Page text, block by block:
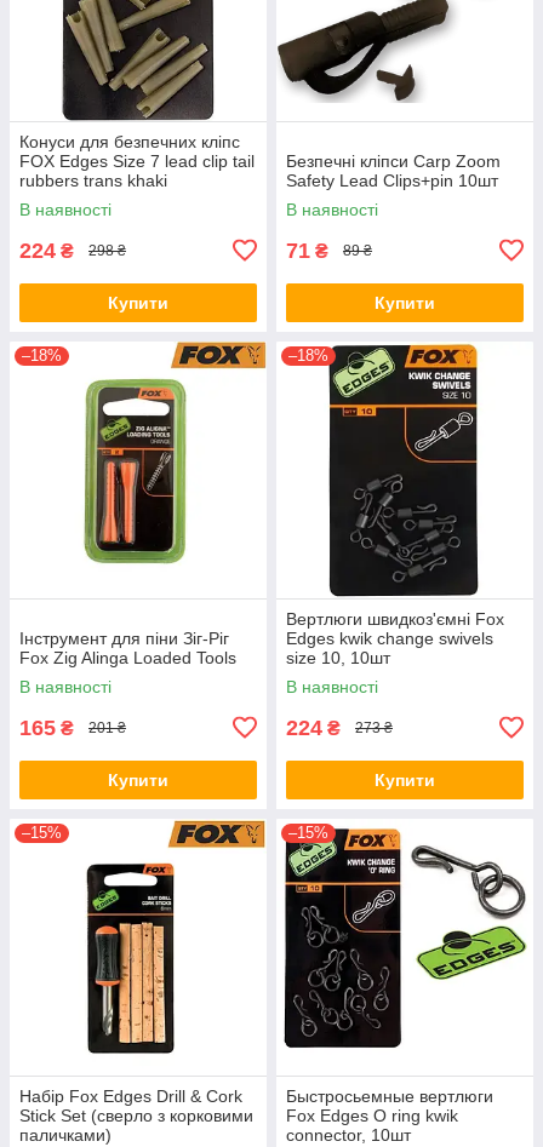
Конуси для безпечних кліпс
FOX Edges Size 7 lead clip tail
rubbers trans khaki
В наявності
224 ₴ 298 ₴
Купити
Безпечні кліпси Carp Zoom
Safety Lead Clips+pin 10шт
В наявності
71 ₴ 89 ₴
Купити
–18%
Інструмент для піни Зіг-Ріг
Fox Zig Alinga Loaded Tools
В наявності
165 ₴ 201 ₴
Купити
–18%
Вертлюги швидкоз'ємні Fox
Edges kwik change swivels
size 10, 10шт
В наявності
224 ₴ 273 ₴
Купити
–15%
Набір Fox Edges Drill & Cork
Stick Set (сверло з корковими
паличками)
–15%
Быстросьемные вертлюги
Fox Edges O ring kwik
connector, 10шт